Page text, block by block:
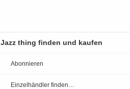
Jazz thing finden und kaufen
Abonnieren
Einzelhändler finden…